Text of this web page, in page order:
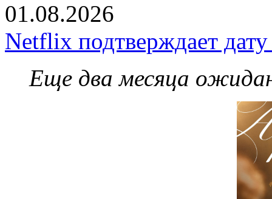
01.08.2026
Netflix подтверждает
Еще два месяца